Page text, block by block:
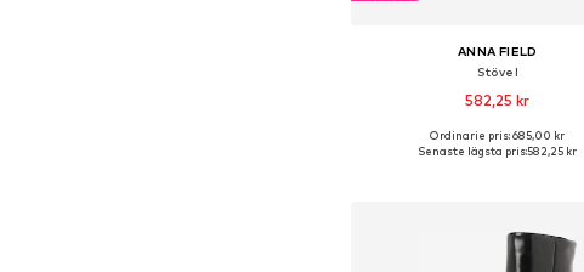
ANNA FIELD
Stövel
582,25 kr
Tillgänglig i många storlekar
Ordinarie pris: 685,00 kr
Senaste lägsta pris:582,25 kr